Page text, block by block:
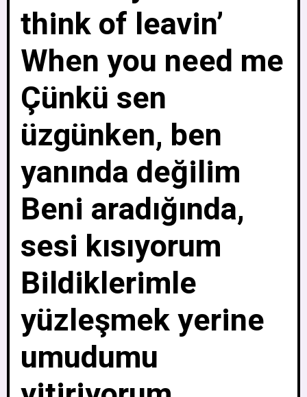
think of leavin’
When you need me
Çünkü sen
üzgünken, ben
yanında değilim
Beni aradığında,
sesi kısıyorum
Bildiklerimle
yüzleşmek yerine
umudumu